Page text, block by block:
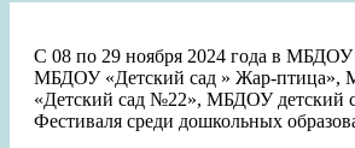
С 08 по 29 ноября 2024 года в
МБДОУ «Детский сад » Жар-
«Детский сад №22», МБДОУ детский
Фестиваля среди дошкольных